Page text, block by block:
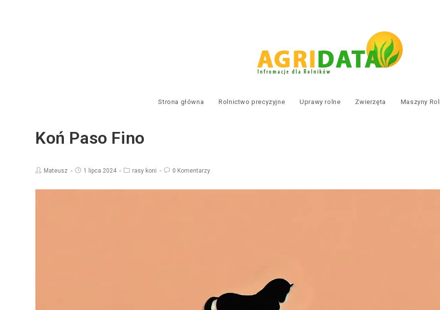
Strona główna Rolnictwo precyzyjne Uprawy rolne Zwierzęta Maszyny
Koń Paso Fino
Mateusz 1 lipca 2024 rasy koni 0 Komentarzy